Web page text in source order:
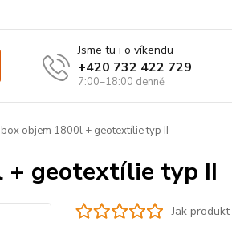
Jsme tu i o víkendu
+420 732 422 729
7:00–18:00 denně
objem 1800l + geotextílie typ II
+ geotextílie typ II
Jak